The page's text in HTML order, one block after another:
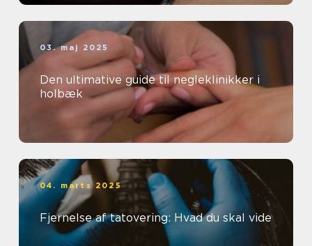
03. maj 2025
Den ultimative guide til negleklinikker i
holbæk
04. marts 2025
Fjernelse af tatovering: Hvad du skal vide